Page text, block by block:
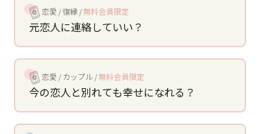
恋愛 復縁 無料会員限定
元恋人に連絡していい？
恋愛 カップル 無料会員限定
今の恋人と別れても幸せになれる？